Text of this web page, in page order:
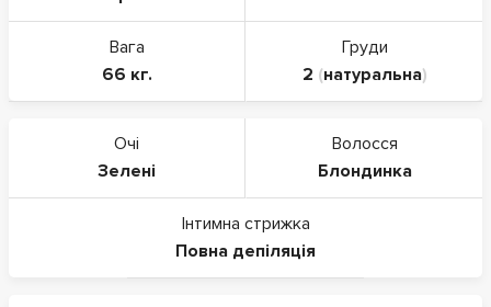
Вага
66 кг.
Груди
2 (натуральна)
Очі
Зелені
Волосся
Блондинка
Інтимна стрижка
Повна депіляція